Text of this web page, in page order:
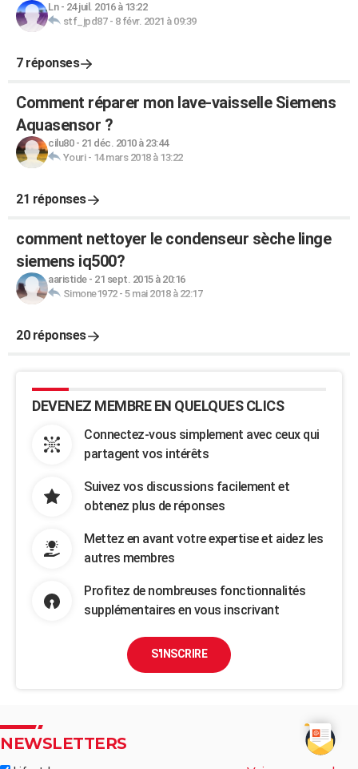
Ln- 24 juil. 2016 à 13:22
stf_jpd87- 8 févr. 2021 à 09:39
7 réponses
Comment réparer mon lave-vaisselle Siemens
Aquasensor ?
cilu80- 21 déc. 2010 à 23:44
Youri- 14 mars 2018 à 13:22
21 réponses
comment nettoyer le condenseur sèche linge
siemens iq500?
aaristide- 21 sept. 2015 à 20:16
Simone1972- 5 mai 2018 à 22:17
20 réponses
DEVENEZ MEMBRE EN QUELQUES CLICS
Connectez-vous simplement avec ceux qui
partagent vos intérêts
Suivez vos discussions facilement et
obtenez plus de réponses
Mettez en avant votre expertise et aidez les
autres membres
Profitez de nombreuses fonctionnalités
supplémentaires en vous inscrivant
S'INSCRIRE
NEWSLETTERS